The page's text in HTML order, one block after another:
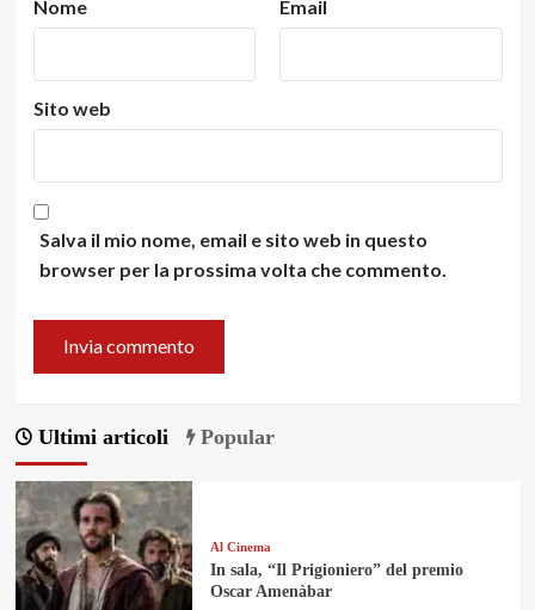
Nome Email
Sito web
Salva il mio nome, email e sito web in questo
browser per la prossima volta che commento.
Ultimi articoli Popular
Al Cinema
In sala, “Il Prigioniero” del premio
Oscar Amenàbar